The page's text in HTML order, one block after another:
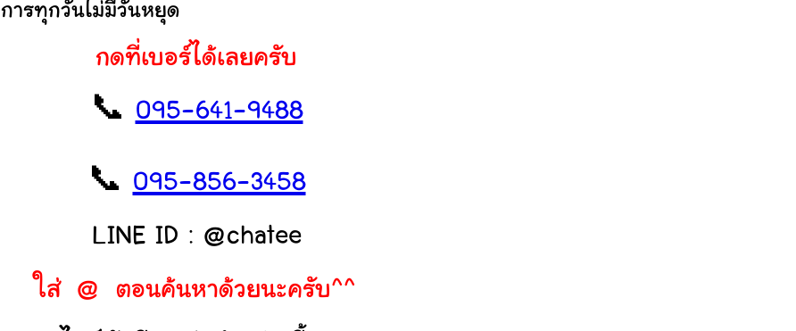
ารทุกวันไม่มีวันหยุด
กดที่เบอร์ได้เลยครับ
📞 095-641-9488
📞 095-856-3458
LINE ID : @chatee
ใส่ @ ตอนค้นหาด้วยนะครับ^^